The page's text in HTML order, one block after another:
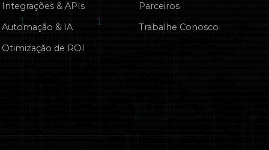
Integrações & APIs
Automação & IA
Otimização de ROI
Parceiros
Trabalhe Conosco